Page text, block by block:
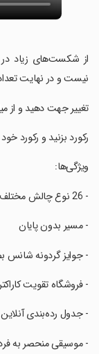
‏از شکست‌های زیاد
نیست و در نهایت
‏تغییر جهت دهید و از
‏رکورد بزنید و رکورد
‏ویژگی‌ها:
‏- 26 نوع چالش مختلف
‏- مسیر بدون پایان
‏- جوایز گردونه شانس
‏- فروشگاه تقویت
‏- جدول رده‌بندی آنلاین
‏- موسیقی منحصر به